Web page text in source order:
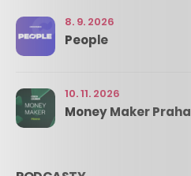
8. 9. 2026
People
10. 11. 2026
Money Maker Praha